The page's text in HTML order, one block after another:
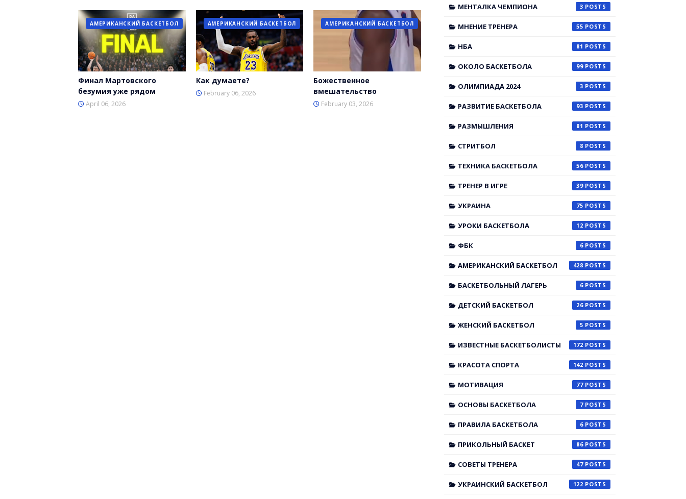
АМЕРИКАНСКИЙ БАСКЕТБОЛ
Финал Мартовского
безумия уже рядом
April 06, 2026
АМЕРИКАНСКИЙ БАСКЕТБОЛ
Как думаете?
February 06, 2026
АМЕРИКАНСКИЙ БАСКЕТБОЛ
Божественное
вмешательство
February 03, 2026
МЕНТАЛКА ЧЕМПИОНА 3
МНЕНИЕ ТРЕНЕРА 55
НБА 81
ОКОЛО БАСКЕТБОЛА 99
ОЛИМПИАДА 2024 3
РАЗВИТИЕ БАСКЕТБОЛА 93
РАЗМЫШЛЕНИЯ 81
СТРИТБОЛ 8
ТЕХНИКА БАСКЕТБОЛА 56
ТРЕНЕР В ИГРЕ 39
УКРАИНА 75
УРОКИ БАСКЕТБОЛА 12
ФБК 6
АМЕРИКАНСКИЙ БАСКЕТБОЛ 428
БАСКЕТБОЛЬНЫЙ ЛАГЕРЬ 6
ДЕТСКИЙ БАСКЕТБОЛ 26
ЖЕНСКИЙ БАСКЕТБОЛ 5
ИЗВЕСТНЫЕ БАСКЕТБОЛИСТЫ 172
КРАСОТА СПОРТА 142
МОТИВАЦИЯ 77
ОСНОВЫ БАСКЕТБОЛА 7
ПРАВИЛА БАСКЕТБОЛА 6
ПРИКОЛЬНЫЙ БАСКЕТ 86
СОВЕТЫ ТРЕНЕРА 47
УКРАИНСКИЙ БАСКЕТБОЛ 122